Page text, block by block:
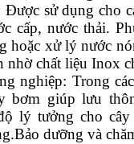
sử dụng cho
cấp, nước thải.
hoặc xử lý nước
nhờ chất liệu Inox
nghiệp: Trong
bơm giúp lưu
lý tưởng cho cây
dưỡng và